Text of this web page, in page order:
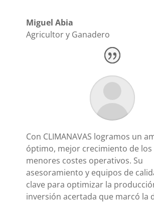
Miguel Abia
Agricultor y Ganadero
Con CLIMANAVAS logramos un
óptimo, mejor crecimiento de los
menores costes operativos. Su
asesoramiento y equipos de
clave para optimizar la
inversión acertada que marcó la